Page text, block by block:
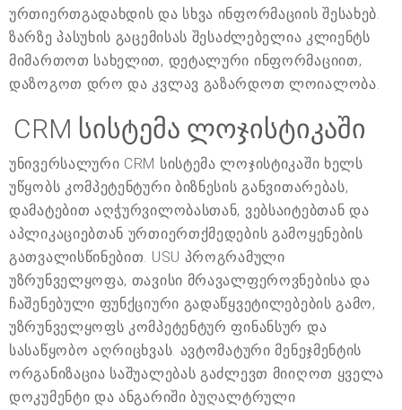
ურთიერთგადახდის და სხვა ინფორმაციის შესახებ.
ზარზე პასუხის გაცემისას შესაძლებელია კლიენტს
მიმართოთ სახელით, დეტალური ინფორმაციით,
დაზოგოთ დრო და კვლავ გაზარდოთ ლოიალობა.
CRM სისტემა ლოჯისტიკაში
უნივერსალური CRM სისტემა ლოჯისტიკაში ხელს
უწყობს კომპეტენტური ბიზნესის განვითარებას,
დამატებით აღჭურვილობასთან, ვებსაიტებთან და
აპლიკაციებთან ურთიერთქმედების გამოყენების
გათვალისწინებით. USU პროგრამული
უზრუნველყოფა, თავისი მრავალფეროვნებისა და
ჩაშენებული ფუნქციური გადაწყვეტილებების გამო,
უზრუნველყოფს კომპეტენტურ ფინანსურ და
სასაწყობო აღრიცხვას. ავტომატური მენეჯმენტის
ორგანიზაცია საშუალებას გაძლევთ მიიღოთ ყველა
დოკუმენტი და ანგარიში ბუღალტრული